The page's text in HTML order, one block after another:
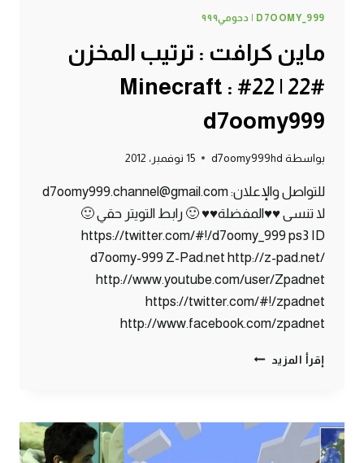
D7OOMY_999 | دحومي٩٩٩
ماين كرافت : ترتيب المخزن
#22 | 22# Minecraft :
d7oomy999
بواسطة d7oomy999hd 15 نوفمبر، 2012
للتواصل والإعلان: d7oomy999.channel@gmail.com
لا تنسى ♥♥المفضلة♥♥ 🙂 رابط التويتر حقي 🙂
https://twitter.com/#!/d7oomy_999 ps3 ID
d7oomy-999 Z-Pad.net http://z-pad.net/
http://www.youtube.com/user/Zpadnet
https://twitter.com/#!/zpadnet
http://www.facebook.com/zpadnet
إقرأ المزيد ماين
المخزن
#22